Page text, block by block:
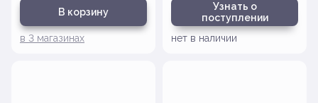
В корзину
в 3 магазинах
Узнать о
поступлении
нет в наличии